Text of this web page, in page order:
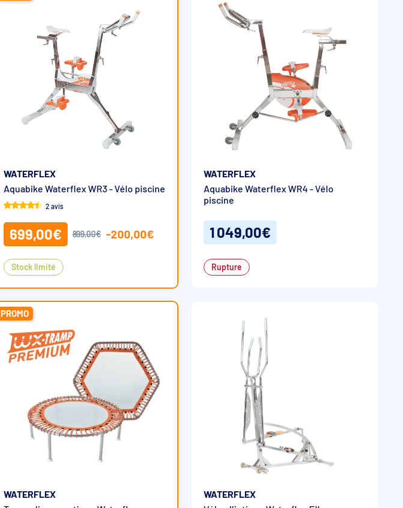
WATERFLEX
Aquabike Waterflex WR3 - Vélo piscine
2 avis
699,00€ 899,00€ -200,00€
Stock limité
WATERFLEX
Aquabike Waterflex WR4 - Vélo
piscine
1 049,00€
Rupture
PROMO
WATERFLEX
WATERFLEX